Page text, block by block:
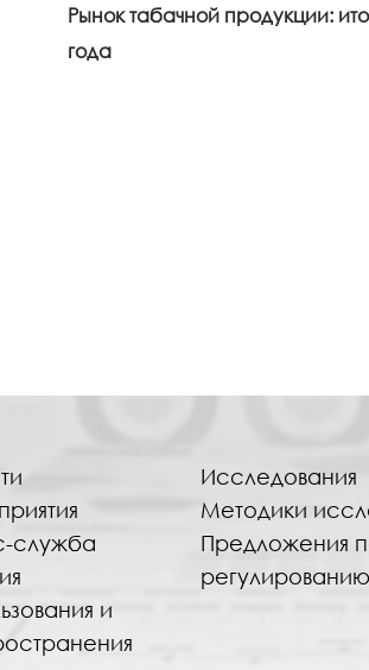
Рынок табачной продукции:
года
служба
и
Исследования
Методики
Предложения